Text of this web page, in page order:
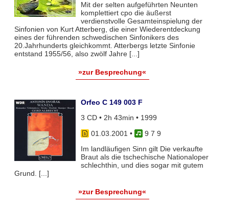
Mit der selten aufgeführten Neunten
komplettiert cpo die äußerst
verdienstvolle Gesamteinspielung der
Sinfonien von Kurt Atterberg, die einer Wiederentdeckung
eines der führenden schwedischen Sinfonikers des
20.Jahrhunderts gleichkommt. Atterbergs letzte Sinfonie
entstand 1955/56, also zwölf Jahre [...]
»zur Besprechung«
Orfeo C 149 003 F
3 CD • 2h 43min • 1999
01.03.2001 •
9 7 9
Im landläufigen Sinn gilt Die verkaufte
Braut als die tschechische Nationaloper
schlechthin, und dies sogar mit gutem
Grund. [...]
»zur Besprechung«